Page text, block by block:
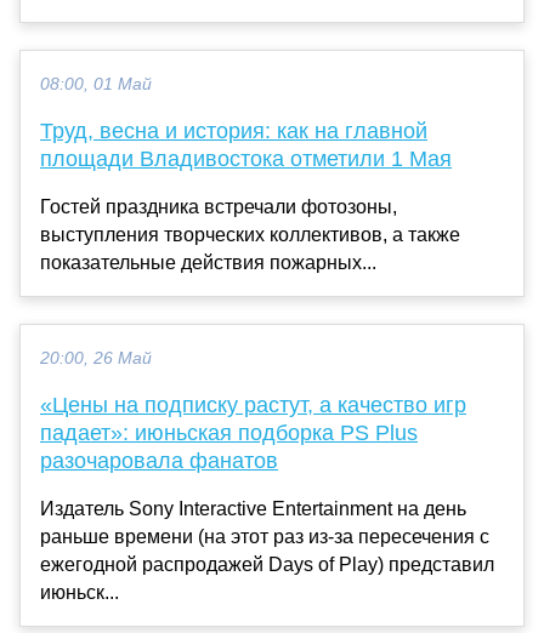
08:00, 01 Май
Труд, весна и история: как на главной
площади Владивостока отметили 1 Мая
Гостей праздника встречали фотозоны,
выступления творческих коллективов, а также
показательные действия пожарных...
20:00, 26 Май
«Цены на подписку растут, а качество игр
падает»: июньская подборка PS Plus
разочаровала фанатов
Издатель Sony Interactive Entertainment на день
раньше времени (на этот раз из-за пересечения с
ежегодной распродажей Days of Play) представил
июньск...